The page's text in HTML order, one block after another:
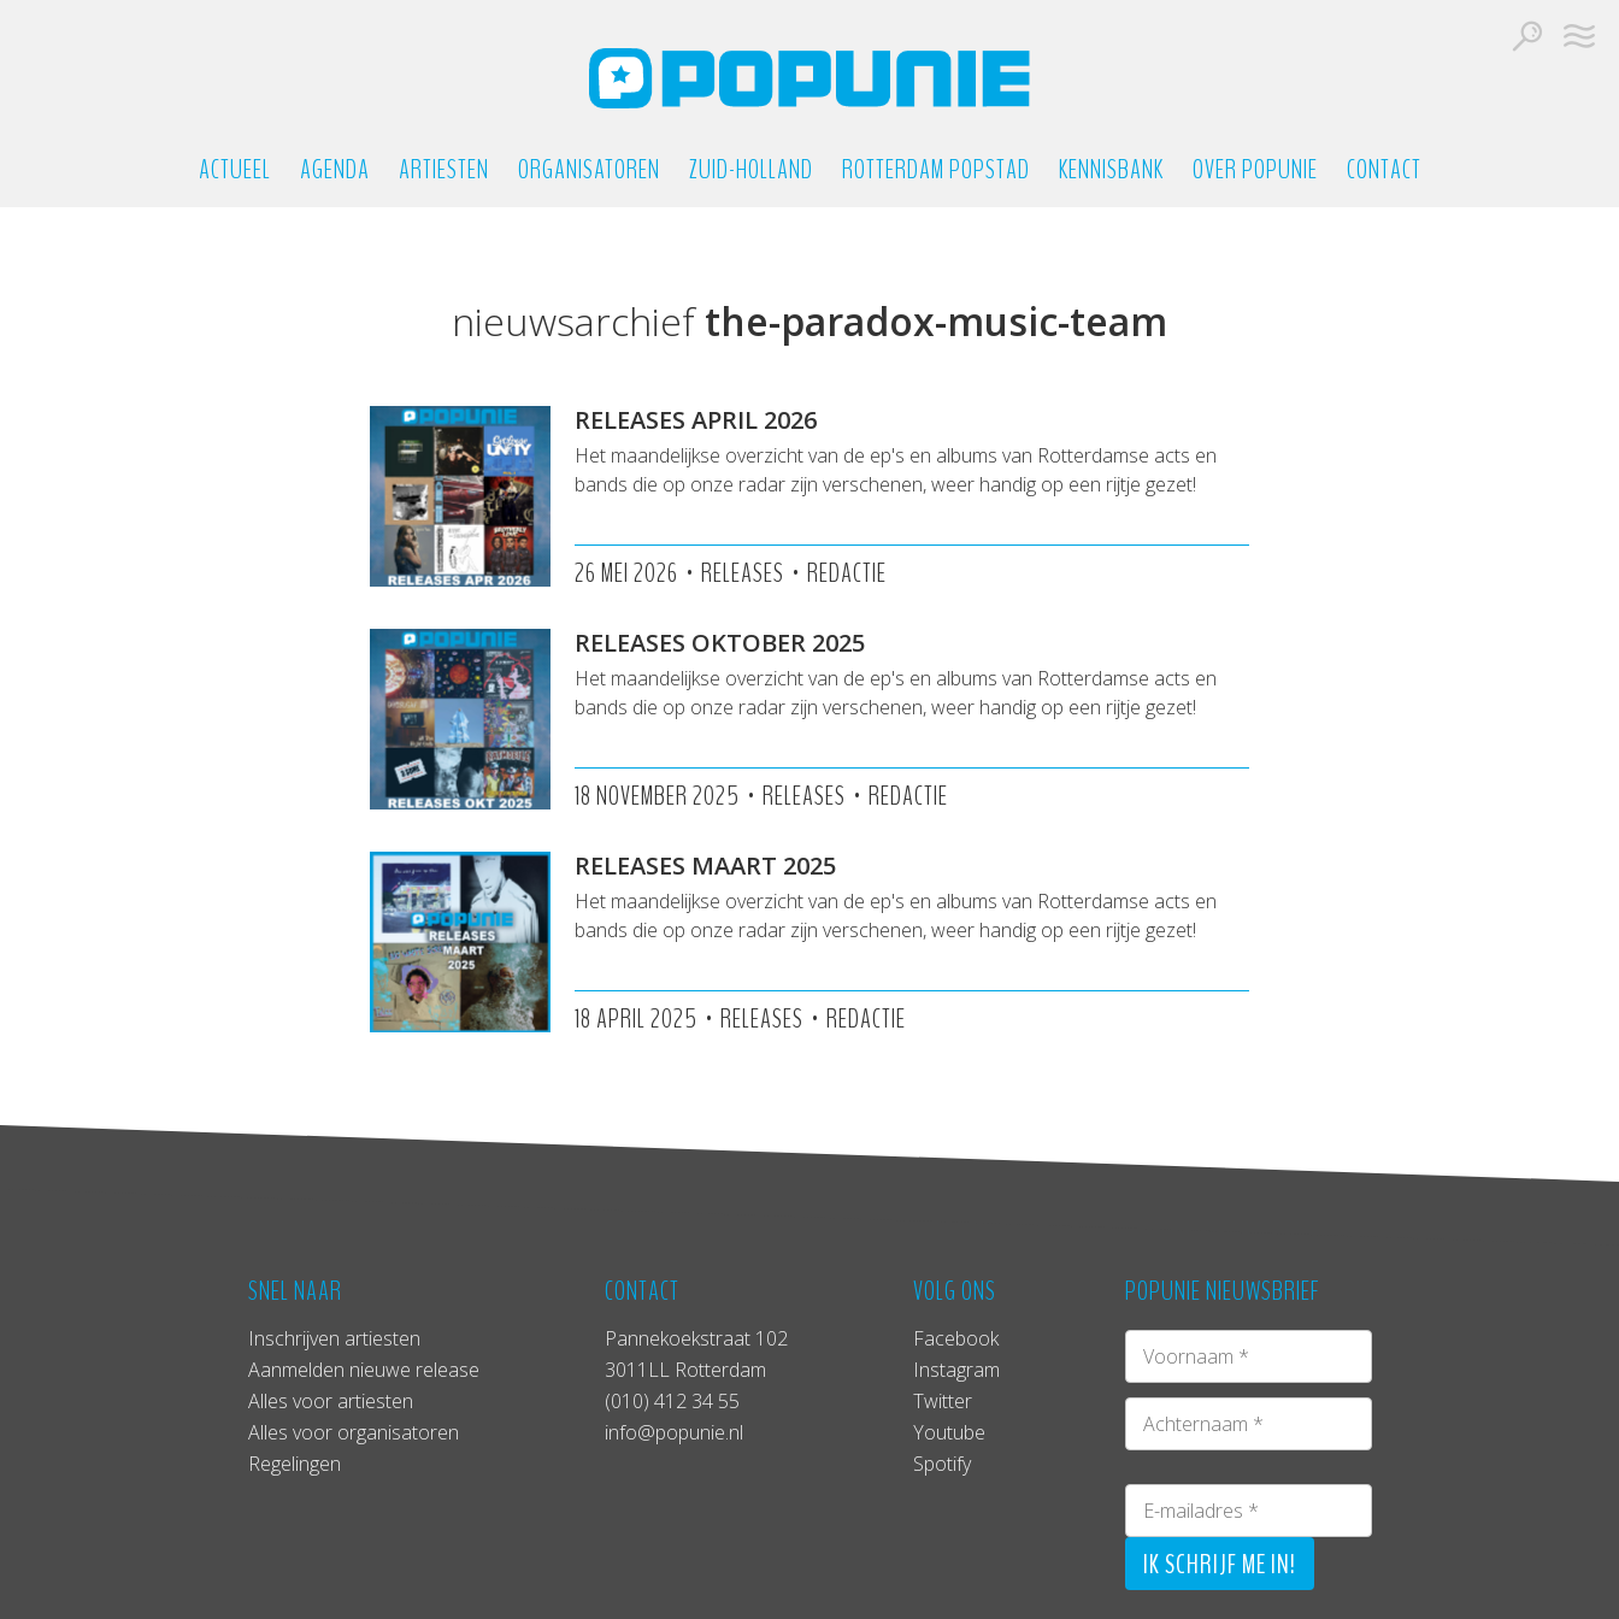
ACTUEEL AGENDA ARTIESTEN ORGANISATOREN ZUID-HOLLAND ROTTERDAM POPSTAD KENNISBANK OVER POPUNIE CONTACT
nieuwsarchiefthe-paradox-music-team
RELEASES APRIL 2026
Het maandelijkse overzicht van de ep's en albums van Rotterdamse acts en
bands die op onze radar zijn verschenen, weer handig op een rijtje gezet!
26 MEI 2026 • RELEASES • REDACTIE
RELEASES OKTOBER 2025
Het maandelijkse overzicht van de ep's en albums van Rotterdamse acts en
bands die op onze radar zijn verschenen, weer handig op een rijtje gezet!
18 NOVEMBER 2025 • RELEASES • REDACTIE
RELEASES MAART 2025
Het maandelijkse overzicht van de ep's en albums van Rotterdamse acts en
bands die op onze radar zijn verschenen, weer handig op een rijtje gezet!
18 APRIL 2025 • RELEASES • REDACTIE
SNEL NAAR
Inschrijven artiesten
Aanmelden nieuwe release
Alles voor artiesten
Alles voor organisatoren
Regelingen
CONTACT
Pannekoekstraat 102
3011LL Rotterdam
(010) 412 34 55
info@popunie.nl
VOLG ONS
Facebook
Instagram
Twitter
Youtube
Spotify
POPUNIE NIEUWSBRIEF